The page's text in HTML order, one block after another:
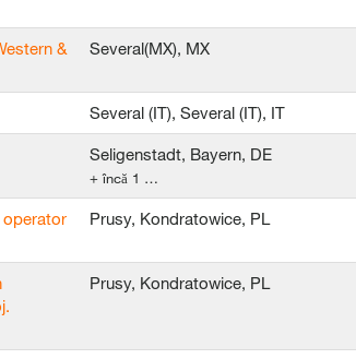
& Several(MX), MX
Several (IT), Several (IT), IT
Seligenstadt, Bayern, DE
+ încă 1 …
operator Prusy, Kondratowice, PL
Prusy, Kondratowice, PL